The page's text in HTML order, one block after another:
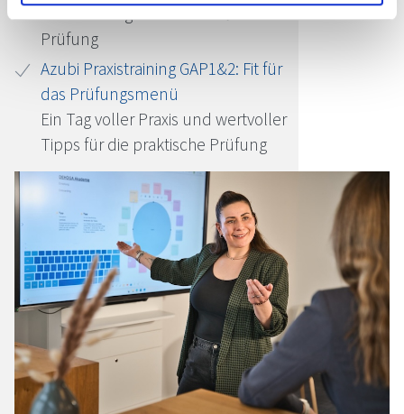
Vorbereitung auf die schriftliche
Prüfung
Azubi Praxistraining GAP1&2: Fit für
das Prüfungsmenü
Ein Tag voller Praxis und wertvoller
Tipps für die praktische Prüfung